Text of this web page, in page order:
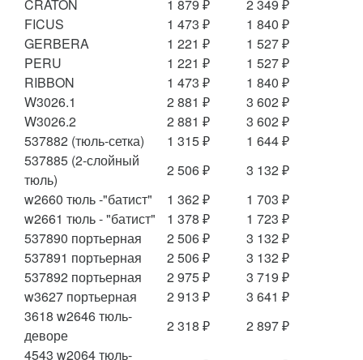
CRATON
1 879 ₽
2 349 ₽
FICUS
1 473 ₽
1 840 ₽
GERBERA
1 221 ₽
1 527 ₽
PERU
1 221 ₽
1 527 ₽
RIBBON
1 473 ₽
1 840 ₽
W3026.1
2 881 ₽
3 602 ₽
W3026.2
2 881 ₽
3 602 ₽
537882 (тюль-сетка)
1 315 ₽
1 644 ₽
537885 (2-слойный
тюль)
2 506 ₽
3 132 ₽
w2660 тюль -"батист"
1 362 ₽
1 703 ₽
w2661 тюль - "батист"
1 378 ₽
1 723 ₽
537890 портьерная
2 506 ₽
3 132 ₽
537891 портьерная
2 506 ₽
3 132 ₽
537892 портьерная
2 975 ₽
3 719 ₽
w3627 портьерная
2 913 ₽
3 641 ₽
3618 w2646 тюль-
деворе
2 318 ₽
2 897 ₽
4543 w2064 тюль-